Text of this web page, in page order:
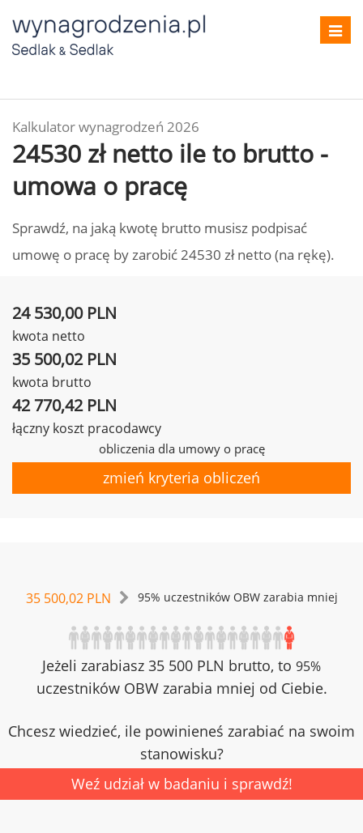
Kalkulator wynagrodzeń 2026
24530 zł netto ile to brutto -
umowa o pracę
Sprawdź, na jaką kwotę brutto musisz podpisać
umowę o pracę by zarobić 24530 zł netto (na rękę).
24 530,00 PLN
kwota netto
35 500,02 PLN
kwota brutto
42 770,42 PLN
łączny koszt pracodawcy
obliczenia dla umowy o pracę
zmień kryteria obliczeń
35 500,02 PLN 95% uczestników OBW zarabia mniej
Jeżeli zarabiasz 35 500 PLN brutto, to 95%
uczestników OBW zarabia mniej od Ciebie.
Chcesz wiedzieć, ile powinieneś zarabiać na swoim
stanowisku?
Weź udział w badaniu i sprawdź!